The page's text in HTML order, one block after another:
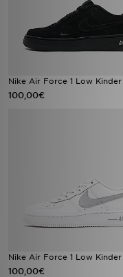
Nike Air Force 1 Low Kinder
100,00€
Nike Air Force 1 Low Kinder
100,00€